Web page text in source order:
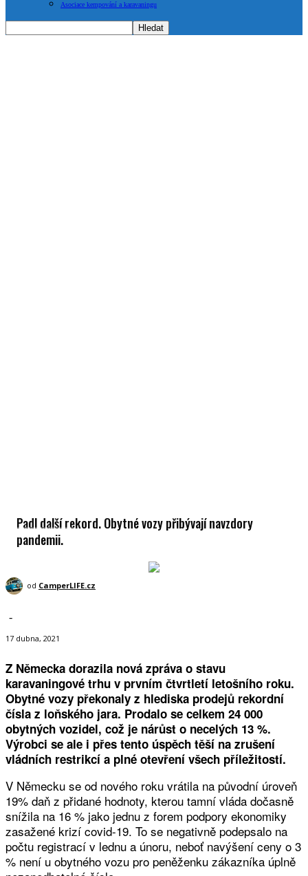
Asociace kempování a karavaningu
Padl další rekord. Obytné vozy přibývají navzdory
pandemii.
od CamperLIFE.cz
-
17 dubna, 2021
Z Německa dorazila nová zpráva o stavu
karavaningové trhu v prvním čtvrtletí letošního roku.
Obytné vozy překonaly z hlediska prodejů rekordní
čísla z loňského jara. Prodalo se celkem 24 000
obytných vozidel, což je nárůst o necelých 13 %.
Výrobci se ale i přes tento úspěch těší na zrušení
vládních restrikcí a plné otevření všech příležitostí.
V Německu se od nového roku vrátila na původní úroveň
19% daň z přidané hodnoty, kterou tamní vláda dočasně
snížila na 16 % jako jednu z forem podpory ekonomiky
zasažené krizí covid-19. To se negativně podepsalo na
počtu registrací v lednu a únoru, neboť navýšení ceny o 3
% není u obytného vozu pro peněženku zákazníka úplně